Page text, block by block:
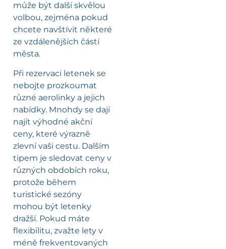
může být další skvělou
volbou, zejména pokud
chcete navštívit některé
ze vzdálenějších částí
města.
Při rezervaci letenek se
nebojte prozkoumat
různé aerolinky a jejich
nabídky. Mnohdy se dají
najít výhodné akční
ceny, které výrazně
zlevní vaši cestu. Dalším
tipem je sledovat ceny v
různých obdobích roku,
protože během
turistické sezóny
mohou být letenky
dražší. Pokud máte
flexibilitu, zvažte lety v
méně frekventovaných